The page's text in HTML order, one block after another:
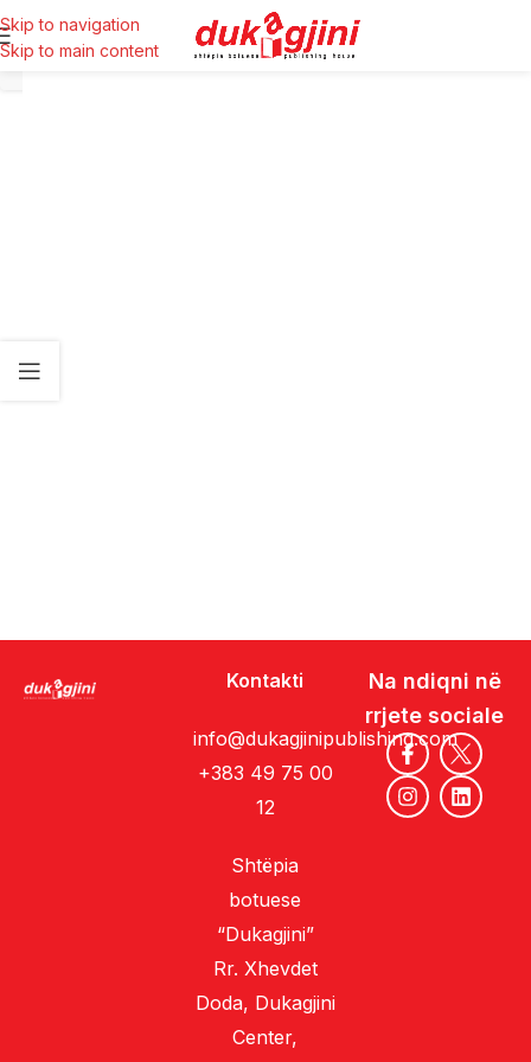
Skip to navigation
Skip to main content
Kontakti
info@dukagjinipublishing.com
+383 49 75 00
12
Shtëpia
botuese
“Dukagjini”
Rr. Xhevdet
Doda, Dukagjini
Center,
Na ndiqni në
rrjete sociale